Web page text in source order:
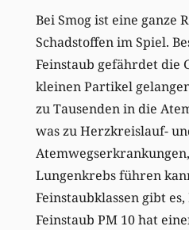
Bei Smog ist eine ganze
Schadstoffen im Spiel.
Feinstaub gefährdet die
kleinen Partikel
zu Tausenden in die
was zu Herzkreislauf-
Lungenkrebs führen
Feinstaubklassen gibt es,
Feinstaub PM 10 hat